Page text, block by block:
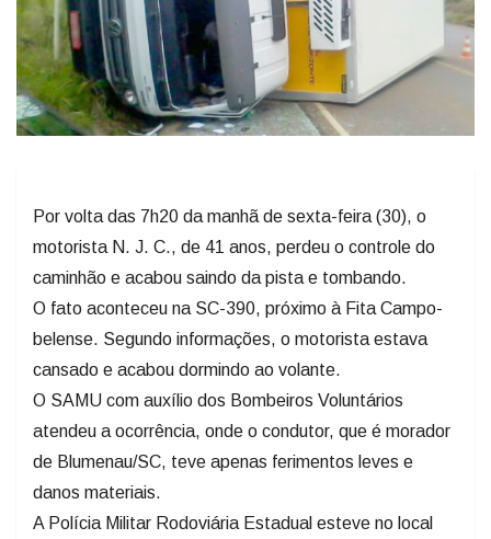
Por volta das 7h20 da manhã de sexta-feira (30), o
motorista N. J. C., de 41 anos, perdeu o controle do
caminhão e acabou saindo da pista e tombando.
O fato aconteceu na SC-390, próximo à Fita Campo-
belense. Segundo informações, o motorista estava
cansado e acabou dormindo ao volante.
O SAMU com auxílio dos Bombeiros Voluntários
atendeu a ocorrência, onde o condutor, que é morador
de Blumenau/SC, teve apenas ferimentos leves e
danos materiais.
A Polícia Militar Rodoviária Estadual esteve no local